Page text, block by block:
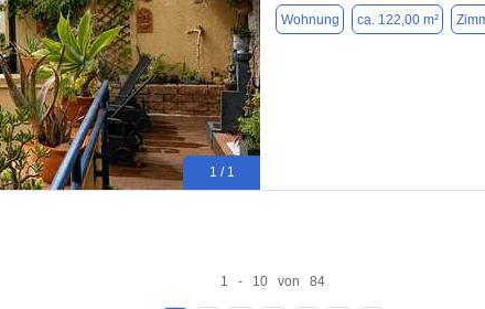
1 / 1
Wohnung ca. 122,00 m²
1 - 10 von 84